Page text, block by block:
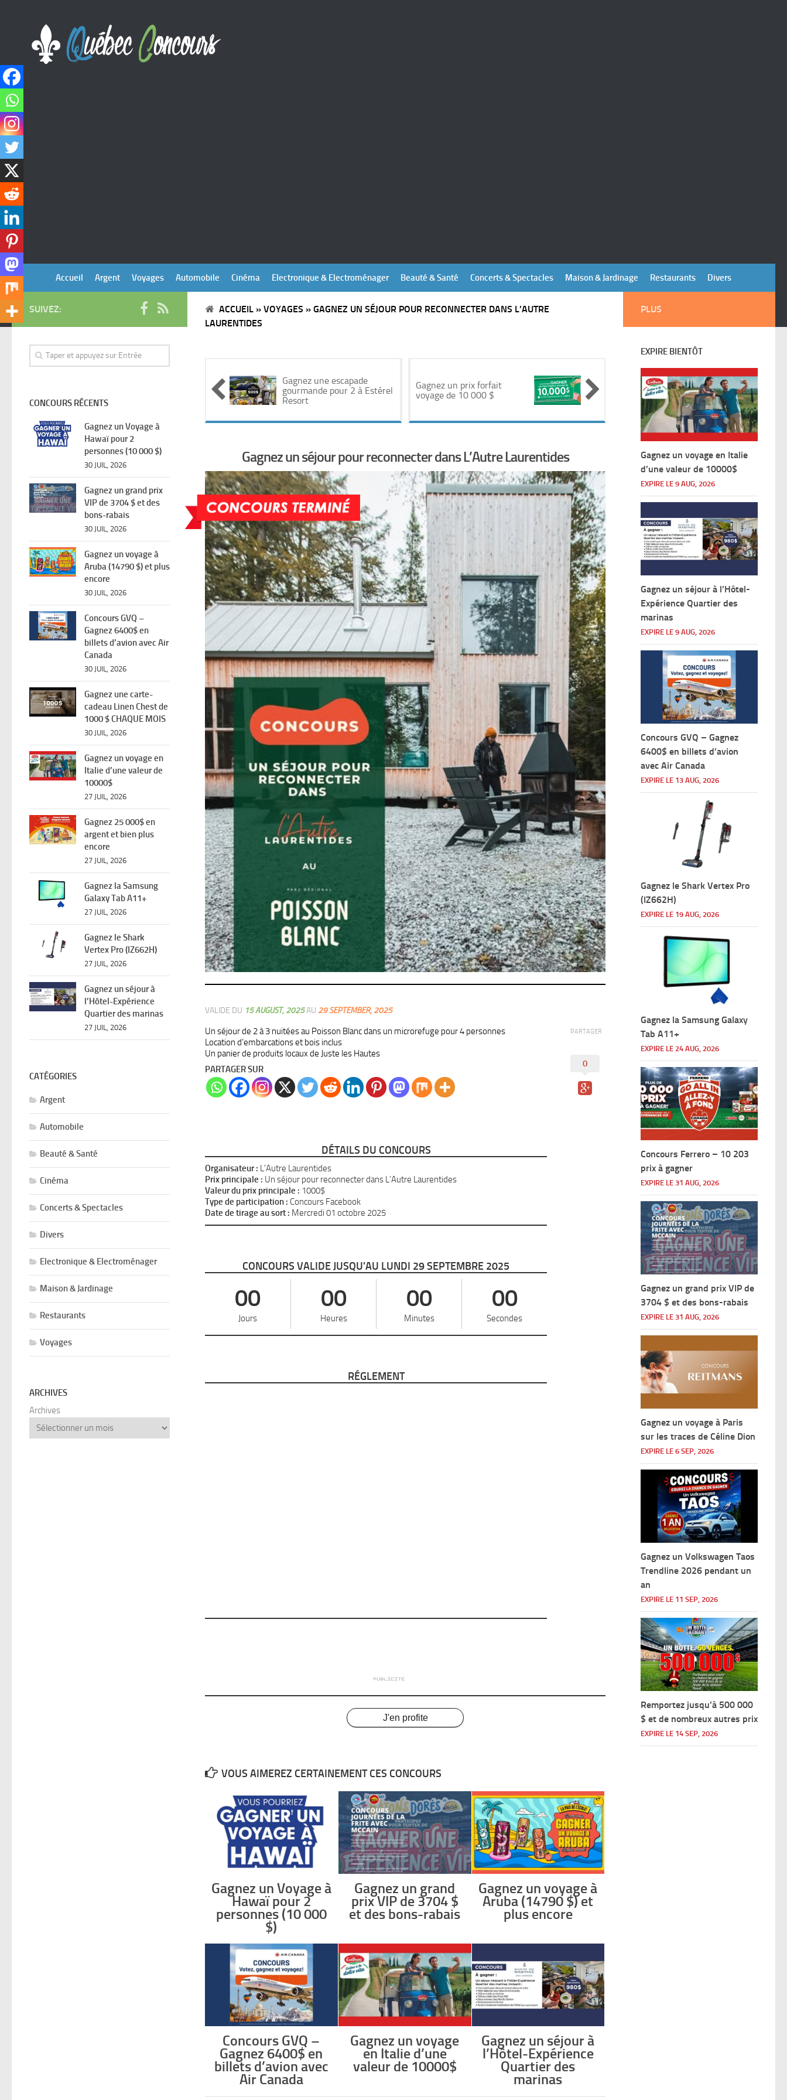
Accueil Argent Voyages Automobile Cinéma Electronique & Electroménager Beauté & Santé Concerts & Spectacles Maison & Jardinage Restaurants Divers
ACCUEIL » VOYAGES » GAGNEZ UN SÉJOUR POUR RECONNECTER DANS L’AUTRE
LAURENTIDES
Gagnez un prix forfait
voyage de 10 000 $
Gagnez une escapade
gourmande pour 2 à Estérel
Resort
Gagnez un séjour pour reconnecter dans L’Autre Laurentides
VALIDE DU 15 AUGUST, 2025AU 29 SEPTEMBER, 2025
PARTAGER
0
Un séjour de 2 à 3 nuitées au Poisson Blanc dans un microrefuge pour 4 personnes
Location d’embarcations et bois inclus
Un panier de produits locaux de Juste les Hautes
PARTAGER SUR
DÉTAILS DU CONCOURS
Organisateur : L'Autre Laurentides
Prix principale : Un séjour pour reconnecter dans L’Autre Laurentides
Valeur du prix principale : 1000$
Type de participation : Concours Facebook
Date de tirage au sort : Mercredi 01 octobre 2025
CONCOURS VALIDE JUSQU'AU LUNDI 29 SEPTEMBRE 2025
00
Jours
00
Heures
00
Minutes
00
Secondes
RÉGLEMENT
J'en profite
VOUS AIMEREZ CERTAINEMENT CES CONCOURS
Gagnez un Voyage à
Hawaï pour 2
personnes (10 000
$)
Gagnez un grand
prix VIP de 3704 $
et des bons-rabais
Gagnez un voyage à
Aruba (14790 $) et
plus encore
Concours GVQ –
Gagnez 6400$ en
billets d’avion avec
Air Canada
Gagnez un voyage
en Italie d’une
valeur de 10000$
Gagnez un séjour à
l’Hôtel-Expérience
Quartier des
marinas
SUIVEZ:
CONCOURS RÉCENTS
Gagnez un Voyage à
Hawaï pour 2
personnes (10 000 $)
30 JUIL, 2026
Gagnez un grand prix
VIP de 3704 $ et des
bons-rabais
30 JUIL, 2026
Gagnez un voyage à
Aruba (14790 $) et plus
encore
30 JUIL, 2026
Concours GVQ –
Gagnez 6400$ en
billets d’avion avec Air
Canada
30 JUIL, 2026
Gagnez une carte-
cadeau Linen Chest de
1000 $ CHAQUE MOIS
30 JUIL, 2026
Gagnez un voyage en
Italie d’une valeur de
10000$
27 JUIL, 2026
Gagnez 25 000$ en
argent et bien plus
encore
27 JUIL, 2026
Gagnez la Samsung
Galaxy Tab A11+
27 JUIL, 2026
Gagnez le Shark
Vertex Pro (IZ662H)
27 JUIL, 2026
Gagnez un séjour à
l’Hôtel-Expérience
Quartier des marinas
27 JUIL, 2026
CATÉGORIES
Argent
Automobile
Beauté & Santé
Cinéma
Concerts & Spectacles
Divers
Electronique & Electroménager
Maison & Jardinage
Restaurants
Voyages
ARCHIVES
Archives
PLUS
EXPIRE BIENTÔT
Gagnez un voyage en Italie
d’une valeur de 10000$
EXPIRE LE 9 AUG, 2026
Gagnez un séjour à l’Hôtel-
Expérience Quartier des
marinas
EXPIRE LE 9 AUG, 2026
Concours GVQ – Gagnez
6400$ en billets d’avion
avec Air Canada
EXPIRE LE 13 AUG, 2026
Gagnez le Shark Vertex Pro
(IZ662H)
EXPIRE LE 19 AUG, 2026
Gagnez la Samsung Galaxy
Tab A11+
EXPIRE LE 24 AUG, 2026
Concours Ferrero – 10 203
prix à gagner
EXPIRE LE 31 AUG, 2026
Gagnez un grand prix VIP de
3704 $ et des bons-rabais
EXPIRE LE 31 AUG, 2026
Gagnez un voyage à Paris
sur les traces de Céline Dion
EXPIRE LE 6 SEP, 2026
Gagnez un Volkswagen Taos
Trendline 2026 pendant un
an
EXPIRE LE 11 SEP, 2026
Remportez jusqu’à 500 000
$ et de nombreux autres prix
EXPIRE LE 14 SEP, 2026